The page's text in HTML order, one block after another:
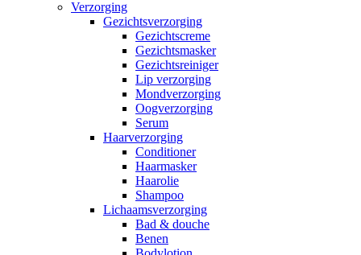
Verzorging
Gezichtsverzorging
Gezichtscreme
Gezichtsmasker
Gezichtsreiniger
Lip verzorging
Mondverzorging
Oogverzorging
Serum
Haarverzorging
Conditioner
Haarmasker
Haarolie
Shampoo
Lichaamsverzorging
Bad & douche
Benen